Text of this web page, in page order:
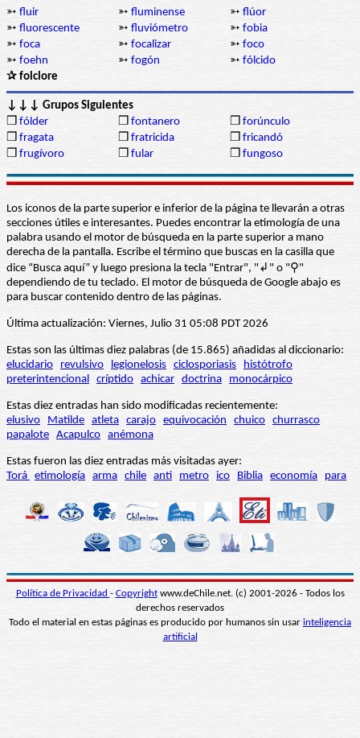
➳ fluir ➳ fluminense ➳ flúor
➳ fluorescente ➳ fluviómetro ➳ fobia
➳ foca ➳ focalizar ➳ foco
➳ foehn ➳ fogón ➳ fólcido
✰ folclore
↓↓↓ Grupos Siguientes
❒ fólder ❒ fontanero ❒ forúnculo
❒ fragata ❒ fratricida ❒ fricandó
❒ frugívoro ❒ fular ❒ fungoso
Los iconos de la parte superior e inferior de la página te llevarán a otras
secciones útiles e interesantes. Puedes encontrar la etimología de una
palabra usando el motor de búsqueda en la parte superior a mano
derecha de la pantalla. Escribe el término que buscas en la casilla que
dice “Busca aquí” y luego presiona la tecla "Entrar", "↲" o "⚲"
dependiendo de tu teclado. El motor de búsqueda de Google abajo es
para buscar contenido dentro de las páginas.
Última actualización: Viernes, Julio 31 05:08 PDT 2026
Estas son las últimas diez palabras (de 15.865) añadidas al diccionario:
elucidario
revulsivo legionelosis ciclosporiasis
histótrofo
preterintencional críptido achicar doctrina monocárpico
Estas diez entradas han sido modificadas recientemente:
elusivo
Matilde atleta carajo equivocación chuico churrasco
papalote Acapulco anémona
Estas fueron las diez entradas más visitadas ayer:
Torá etimología arma chile anti metro ico Biblia economía para
Política de Privacidad - Copyrightwww.deChile.net. (c) 2001-2026 - Todos los
derechos reservados
Todo el material en estas páginas es producido por humanos sin usar inteligencia
artificial